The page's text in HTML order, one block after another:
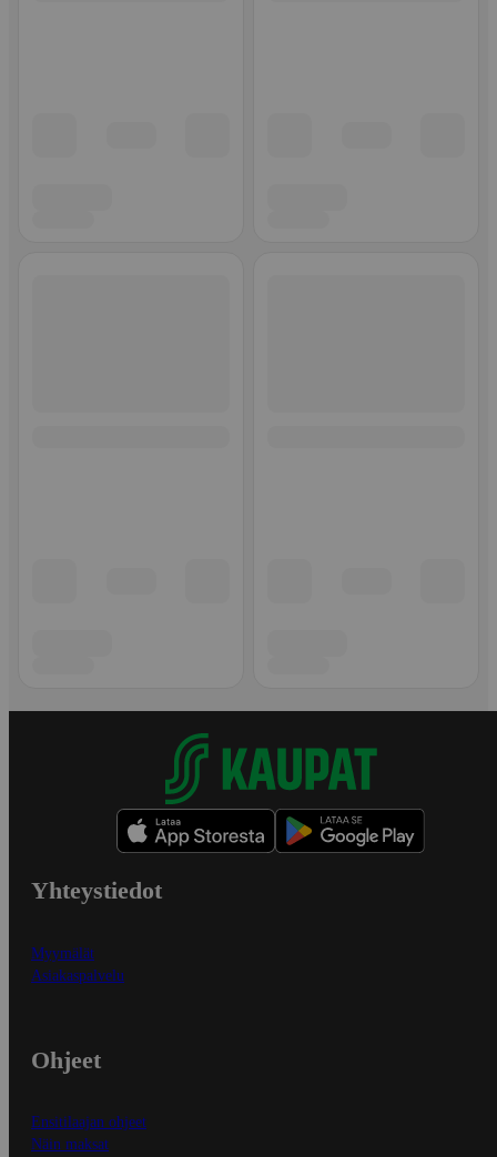
Yhteystiedot
Myymälät
Asiakaspalvelu
Ohjeet
Ensitilaajan ohjeet
Näin maksat